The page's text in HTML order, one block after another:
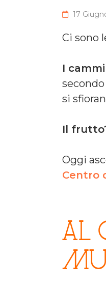
17
Ci sono
I
si
Il
Oggi
Centro
Al